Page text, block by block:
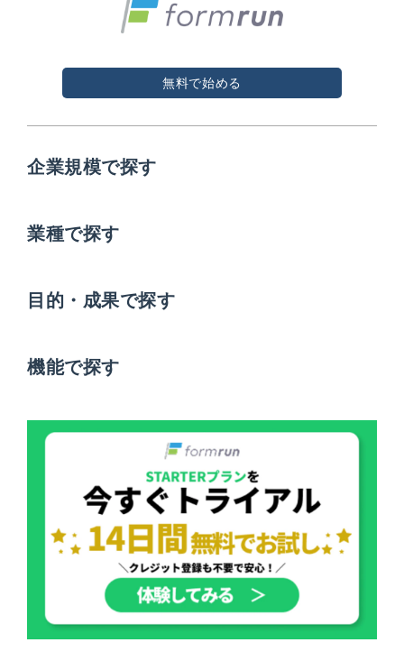
無料で始める
企業規模で探す
業種で探す
目的・成果で探す
機能で探す